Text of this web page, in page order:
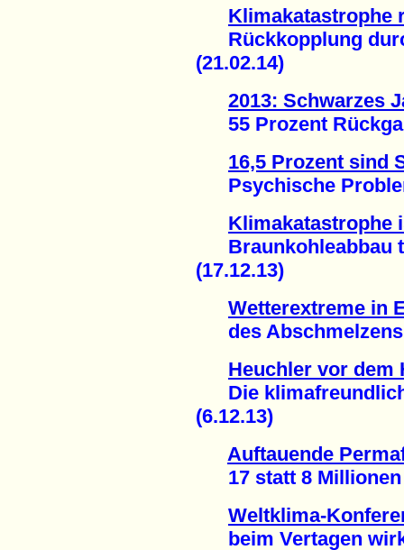
Klimakatastrophe
Rückkopplung
(21.02.14)
2013: Schwarzes
55 Prozent
16,5 Prozent sind
Psychische
Klimakatastrophe
Braunkohleabbau
(17.12.13)
Wetterextreme in
des Abschmelzens
Heuchler vor dem
Die
(6.12.13)
Auftauende
17 statt 8 Millionen
Weltklima-
beim Vertagen